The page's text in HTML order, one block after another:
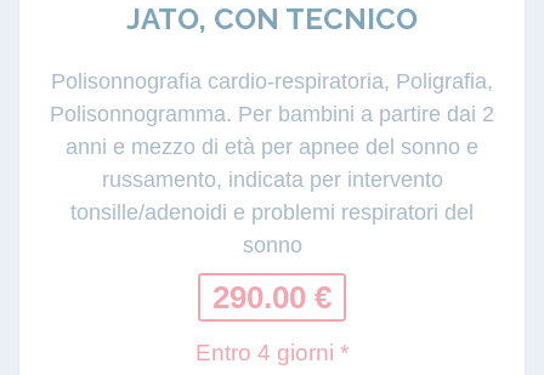
JATO, CON TECNICO
Polisonnografia cardio-respiratoria, Poligrafia,
Polisonnogramma. Per bambini a partire dai 2
anni e mezzo di età per apnee del sonno e
russamento, indicata per intervento
tonsille/adenoidi e problemi respiratori del
sonno
290.00 €
Entro 4 giorni *